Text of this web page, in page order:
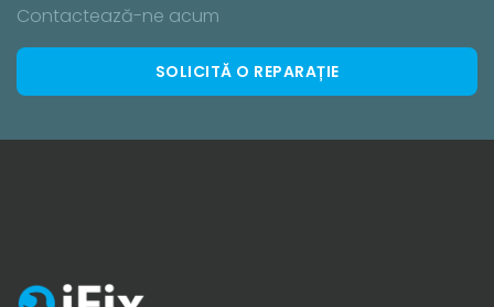
Contactează-ne acum
SOLICITĂ O REPARAȚIE